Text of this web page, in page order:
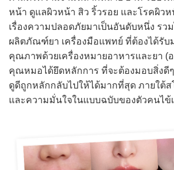
หน้า ดูแลผิวหน้า สิว ริ้วรอย และโรคผิว
เรื่องความปลอดภัยมาเป็นอันดับหนึ่ง รว
ผลิตภัณฑ์ยา เครื่องมือแพทย์ ที่ต้องได้รับ
คุณภาพด้วยเครื่องหมายอาหารและยา (
คุณหมอได้ยึดหลักการ ที่จะต้องมอบสิ่งดี
ดูดีถูกหลักกลับไปให้ได้มากที่สุด ภายใต้ส
และความมั่นใจในแบบฉบับของตัวคนไข้เ